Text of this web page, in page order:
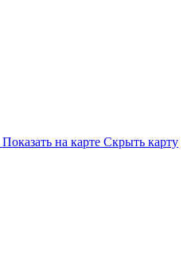
Показать на карте Скрыть карту